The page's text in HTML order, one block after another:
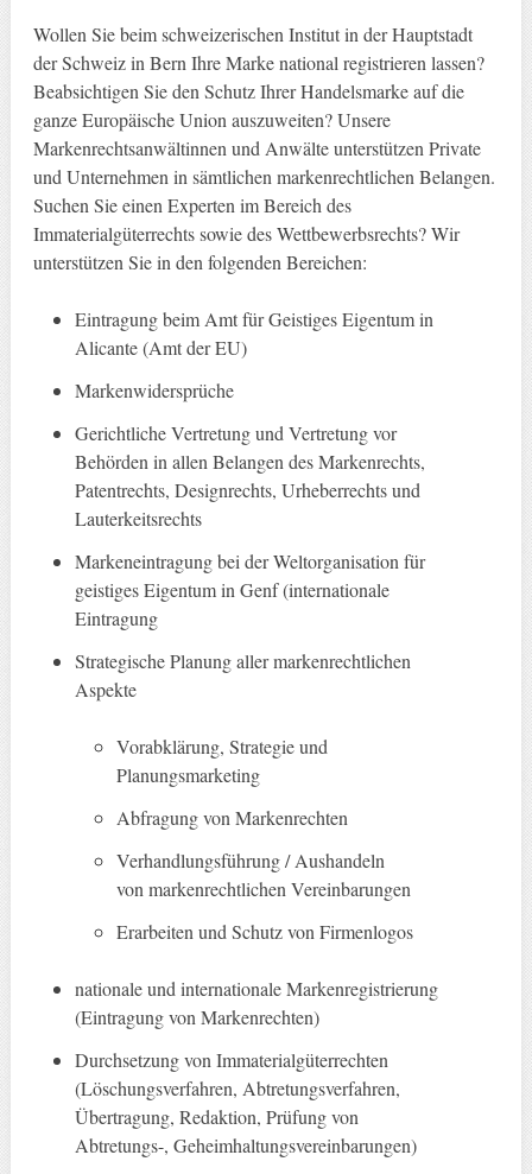
Wollen Sie beim schweizerischen Institut in der Hauptstadt
der Schweiz in Bern Ihre Marke national registrieren lassen?
Beabsichtigen Sie den Schutz Ihrer Handelsmarke auf die
ganze Europäische Union auszuweiten? Unsere
Markenrechtsanwältinnen und Anwälte unterstützen Private
und Unternehmen in sämtlichen markenrechtlichen Belangen.
Suchen Sie einen Experten im Bereich des
Immaterialgüterrechts sowie des Wettbewerbsrechts? Wir
unterstützen Sie in den folgenden Bereichen:
Eintragung beim Amt für Geistiges Eigentum in
Alicante (Amt der EU)
Markenwidersprüche
Gerichtliche Vertretung und Vertretung vor
Behörden in allen Belangen des Markenrechts,
Patentrechts, Designrechts, Urheberrechts und
Lauterkeitsrechts
Markeneintragung bei der Weltorganisation für
geistiges Eigentum in Genf (internationale
Eintragung
Strategische Planung aller markenrechtlichen
Aspekte
Vorabklärung, Strategie und
Planungsmarketing
Abfragung von Markenrechten
Verhandlungsführung / Aushandeln
von markenrechtlichen Vereinbarungen
Erarbeiten und Schutz von Firmenlogos
nationale und internationale Markenregistrierung
(Eintragung von Markenrechten)
Durchsetzung von Immaterialgüterrechten
(Löschungsverfahren, Abtretungsverfahren,
Übertragung, Redaktion, Prüfung von
Abtretungs-, Geheimhaltungsvereinbarungen)